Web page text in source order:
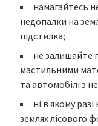
намагайтесь
недопалки на
підстилка;
не залишайте
мастильними
та автомобілі з
ні в якому
землях лісового